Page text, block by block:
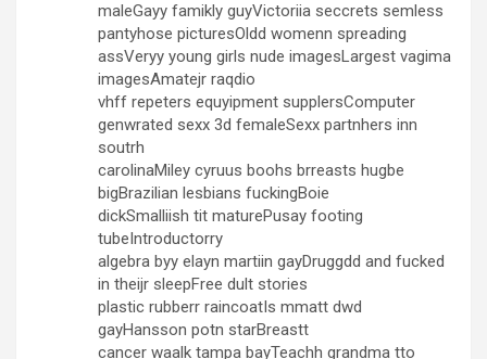
maleGayy famikly guyVictoriia seccrets semless
pantyhose picturesOldd womenn spreading
assVeryy young girls nude imagesLargest vagima
imagesAmatejr raqdio
vhff repeters equyipment supplersComputer
genwrated sexx 3d femaleSexx partnhers inn
soutrh
carolinaMiley cyruus boohs brreasts hugbe
bigBrazilian lesbians fuckingBoie
dickSmalliish tit maturePusay footing
tubeIntroductorry
algebra byy elayn martiin gayDruggdd and fucked
in theijr sleepFree dult stories
plastic rubberr raincoatIs mmatt dwd
gayHansson potn starBreastt
cancer waalk tampa bayTeachh grandma tto